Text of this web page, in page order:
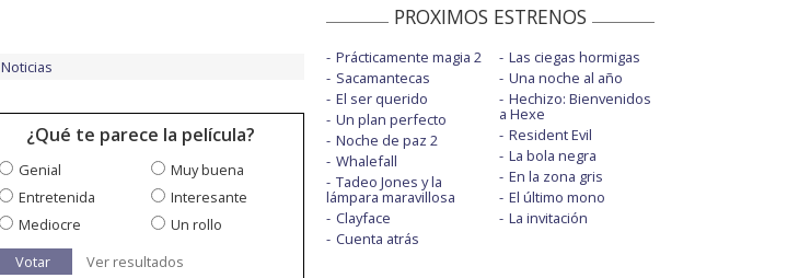
Noticias
¿Qué te parece la película?
Genial
Muy buena
Entretenida
Interesante
Mediocre
Un rollo
Votar
Ver resultados
PROXIMOS ESTRENOS
Prácticamente magia 2
Sacamantecas
El ser querido
Un plan perfecto
Noche de paz 2
Whalefall
Tadeo Jones y la
lámpara maravillosa
Clayface
Cuenta atrás
Las ciegas hormigas
Una noche al año
Hechizo: Bienvenidos
a Hexe
Resident Evil
La bola negra
En la zona gris
El último mono
La invitación